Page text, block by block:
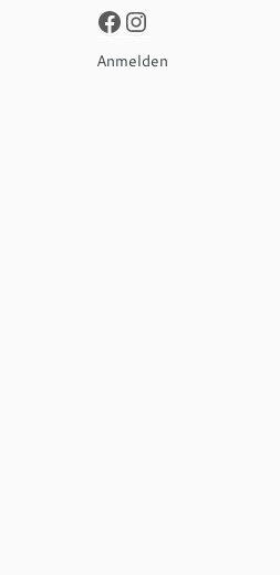
Facebook
Instagram
Anmelden